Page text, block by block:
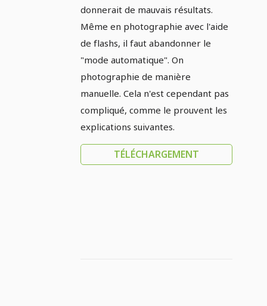
donnerait de mauvais résultats.
Même en photographie avec l'aide
de flashs, il faut abandonner le
"mode automatique". On
photographie de manière
manuelle. Cela n'est cependant pas
compliqué, comme le prouvent les
explications suivantes.
TÉLÉCHARGEMENT